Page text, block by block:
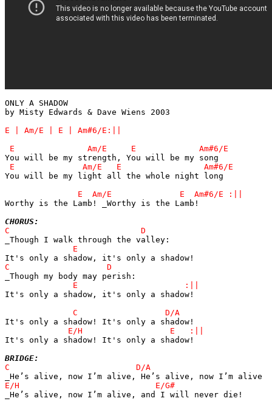
ONLY A SHADOW
by Misty Edwards & Dave Wiens 2003
You will be my light all the whole night long
Worthy is the Lamb! _Worthy is the Lamb!
CHORUS:
It's only a shadow, it's only a shadow!
It's only a shadow! It's only a shadow!
BRIDGE:
_He’s alive, now I’m alive, and I will never die!